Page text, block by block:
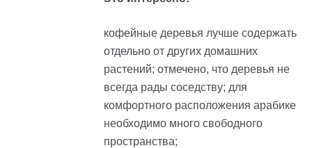
кофейные деревья лучше содержать
отдельно от других домашних
растений; отмечено, что деревья не
всегда рады соседству; для
комфортного расположения арабике
необходимо много свободного
пространства;